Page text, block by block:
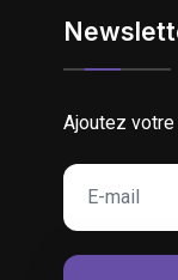
Ajoutez